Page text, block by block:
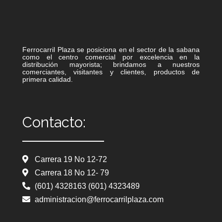
Ferrocarril Plaza se posiciona en el sector de la sabana
como el centro comercial por excelencia en la
distribución mayorista; brindamos a nuestros
comerciantes, visitantes y clientes, productos de
primera calidad.
Contacto:
Carrera 19 No 12-72
Carrera 18 No 12- 79
(601) 4328163 (601) 4323489
administracion@ferrocarrilplaza.com